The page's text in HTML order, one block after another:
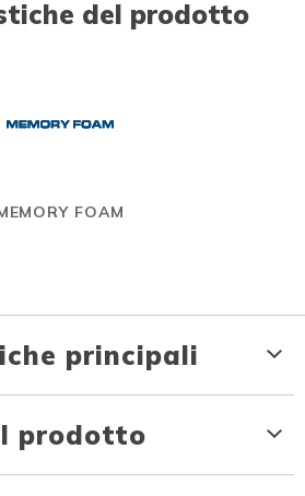
del prodotto
FOAM
principali
prodotto